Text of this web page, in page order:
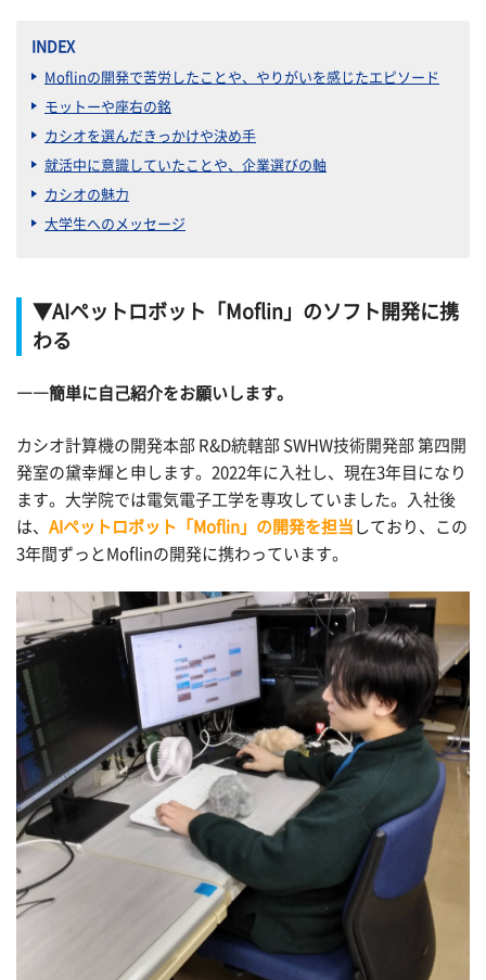
INDEX
Moflinの開発で苦労したことや、やりがいを感じたエピソード
モットーや座右の銘
カシオを選んだきっかけや決め手
就活中に意識していたことや、企業選びの軸
カシオの魅力
大学生へのメッセージ
▼AIペットロボット「Moflin」のソフト開発に携
わる
――簡単に自己紹介をお願いします。
カシオ計算機の開発本部 R&D統轄部 SWHW技術開発部 第四開
発室の黛幸輝と申します。2022年に入社し、現在3年目になり
ます。大学院では電気電子工学を専攻していました。入社後
は、 AIペットロボット「Moflin」の開発を担当 しており、この
3年間ずっとMoflinの開発に携わっています。